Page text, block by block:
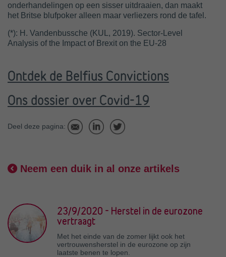
onderhandelingen op een sisser uitdraaien, dan maakt
het Britse blufpoker alleen maar verliezers rond de tafel.
(*): H. Vandenbussche (KUL, 2019). Sector-Level
Analysis of the Impact of Brexit on the EU-28
Ontdek de Belfius Convictions
Ons dossier over Covid-19
Deel deze pagina:
Neem een duik in al onze artikels
23/9/2020 - Herstel in de eurozone
vertraagt
Met het einde van de zomer lijkt ook het
vertrouwensherstel in de eurozone op zijn
laatste benen te lopen.